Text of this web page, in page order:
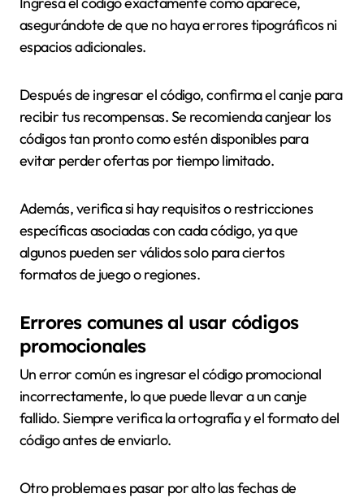
asegurándote de que no haya errores tipográficos ni
espacios adicionales.
Después de ingresar el código, confirma el canje para
recibir tus recompensas. Se recomienda canjear los
códigos tan pronto como estén disponibles para
evitar perder ofertas por tiempo limitado.
Además, verifica si hay requisitos o restricciones
específicas asociadas con cada código, ya que
algunos pueden ser válidos solo para ciertos
formatos de juego o regiones.
Errores comunes al usar códigos
promocionales
Un error común es ingresar el código promocional
incorrectamente, lo que puede llevar a un canje
fallido. Siempre verifica la ortografía y el formato del
código antes de enviarlo.
Otro problema es pasar por alto las fechas de